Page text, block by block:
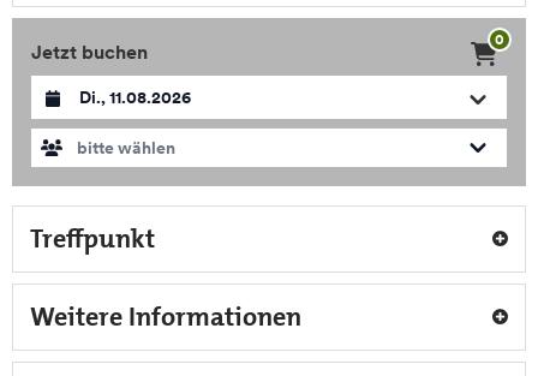
Jetzt buchen
0
Datum auswählen
bitte wählen
Treffpunkt
Weitere Informationen